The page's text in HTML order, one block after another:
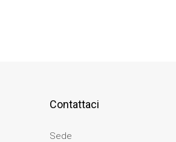
Contattaci
Sede